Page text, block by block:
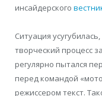
инсайдерского
Ситуация
творческий процесс
регулярно пытался
перед командой
режиссером текст.